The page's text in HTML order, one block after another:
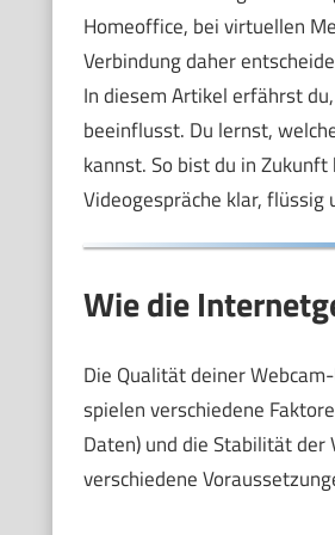
Homeoffice, bei virtuellen
Verbindung daher
In diesem Artikel erfährst
beeinflusst. Du lernst,
kannst. So bist du in
Videogespräche klar,
Wie die
Die Qualität deiner
spielen verschiedene
Daten) und die Stabilität
verschiedene